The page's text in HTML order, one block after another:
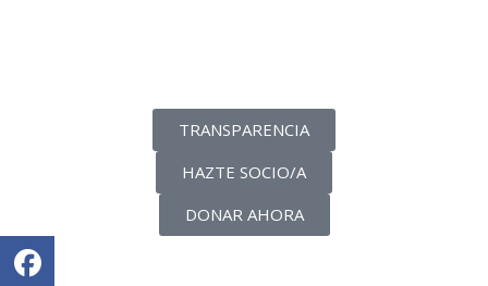
TRANSPARENCIA
HAZTE SOCIO/A
DONAR AHORA